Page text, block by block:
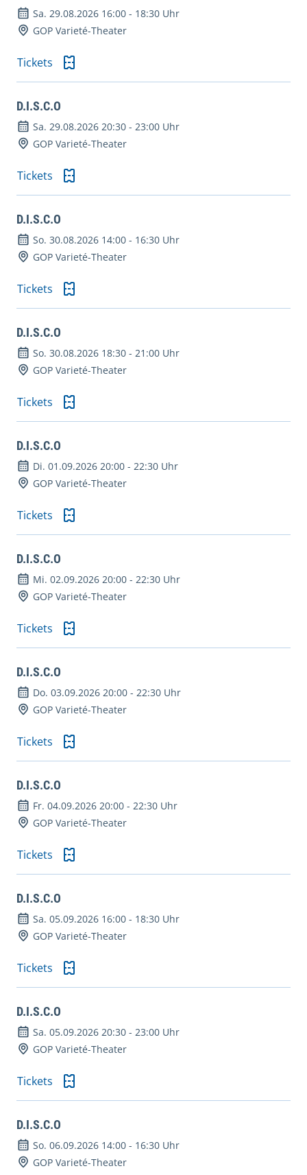
Sa. 29.08.2026 16:00 - 18:30 Uhr
GOP Varieté-Theater
Tickets
D.I.S.C.O
Sa. 29.08.2026 20:30 - 23:00 Uhr
GOP Varieté-Theater
Tickets
D.I.S.C.O
So. 30.08.2026 14:00 - 16:30 Uhr
GOP Varieté-Theater
Tickets
D.I.S.C.O
So. 30.08.2026 18:30 - 21:00 Uhr
GOP Varieté-Theater
Tickets
D.I.S.C.O
Di. 01.09.2026 20:00 - 22:30 Uhr
GOP Varieté-Theater
Tickets
D.I.S.C.O
Mi. 02.09.2026 20:00 - 22:30 Uhr
GOP Varieté-Theater
Tickets
D.I.S.C.O
Do. 03.09.2026 20:00 - 22:30 Uhr
GOP Varieté-Theater
Tickets
D.I.S.C.O
Fr. 04.09.2026 20:00 - 22:30 Uhr
GOP Varieté-Theater
Tickets
D.I.S.C.O
Sa. 05.09.2026 16:00 - 18:30 Uhr
GOP Varieté-Theater
Tickets
D.I.S.C.O
Sa. 05.09.2026 20:30 - 23:00 Uhr
GOP Varieté-Theater
Tickets
D.I.S.C.O
So. 06.09.2026 14:00 - 16:30 Uhr
GOP Varieté-Theater